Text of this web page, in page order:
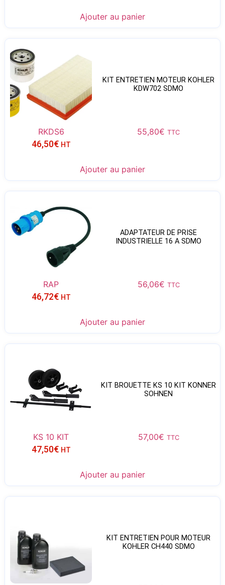
Ajouter au panier
KIT ENTRETIEN MOTEUR KOHLER
KDW702 SDMO
RKDS6 55,80€ TTC
46,50€ HT
Ajouter au panier
ADAPTATEUR DE PRISE
INDUSTRIELLE 16 A SDMO
RAP 56,06€ TTC
46,72€ HT
Ajouter au panier
KIT BROUETTE KS 10 KIT KONNER
SOHNEN
KS 10 KIT 57,00€ TTC
47,50€ HT
Ajouter au panier
KIT ENTRETIEN POUR MOTEUR
KOHLER CH440 SDMO